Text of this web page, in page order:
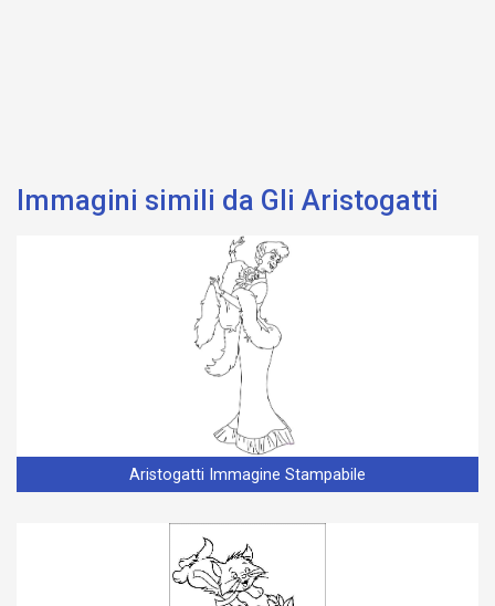
Immagini simili da Gli Aristogatti
Aristogatti Immagine Stampabile